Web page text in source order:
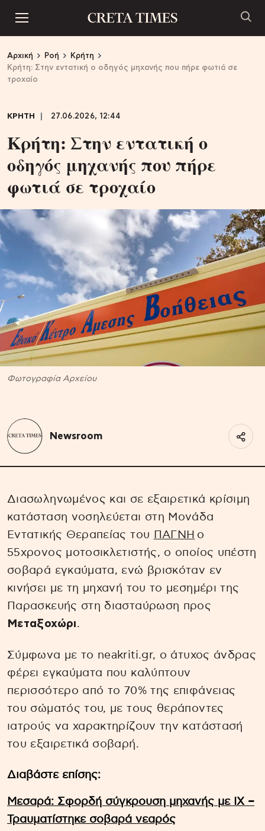
Αρχική Ροή
Κρήτη
Κρήτη: Στην εντατική ο οδηγός μηχανής που πήρε φωτιά σε
τροχαίο
ΚΡΗΤΗ 27.06.2026, 12:44
Κρήτη: Στην εντατική ο
οδηγός μηχανής που πήρε
φωτιά σε τροχαίο
Φωτογραφία Αρχείου
Newsroom
Διασωληνωμένος και σε εξαιρετικά κρίσιμη
κατάσταση νοσηλεύεται στη Μονάδα
Εντατικής Θεραπείας του ΠΑΓΝΗ ο
55χρονος μοτοσικλετιστής, ο οποίος υπέστη
σοβαρά εγκαύματα, ενώ βρισκόταν εν
κινήσει με τη μηχανή του το μεσημέρι της
Παρασκευής στη διασταύρωση προς
Μεταξοχώρι.
Σύμφωνα με το neakriti.gr, ο άτυχος άνδρας
φέρει εγκαύματα που καλύπτουν
περισσότερο από το 70% της επιφάνειας
του σώματός του, με τους θεράποντες
ιατρούς να χαρακτηρίζουν την κατάστασή
του εξαιρετικά σοβαρή.
Διαβάστε επίσης:
Μεσαρά: Σφορδή σύγκρουση μηχανής με ΙΧ –
Τραυματίστηκε σοβαρά νεαρός